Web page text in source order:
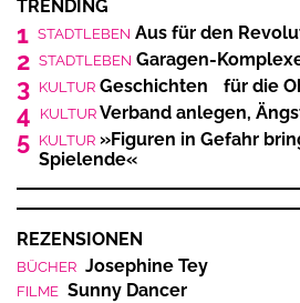
TRENDING
1 STADTLEBEN Aus für den
2 STADTLEBEN Garagen-
3 KULTUR Geschichten für die
4 KULTUR Verband anlegen,
5 KULTUR »Figuren in Gefahr
Spielende«
REZENSIONEN
BÜCHER Josephine Tey
FILME Sunny Dancer